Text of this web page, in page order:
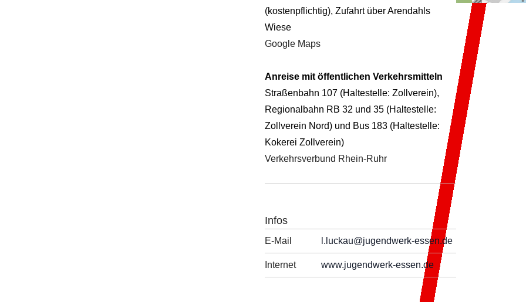
(kostenpflichtig), Zufahrt über Arendahls
Wiese
Google Maps
Anreise mit öffentlichen Verkehrsmitteln
Straßenbahn 107 (Haltestelle: Zollverein),
Regionalbahn RB 32 und 35 (Haltestelle:
Zollverein Nord) und Bus 183 (Haltestelle:
Kokerei Zollverein)
Verkehrsverbund Rhein-Ruhr
Infos
E-Mail l.luckau@jugendwerk-essen.de
Internet www.jugendwerk-essen.de